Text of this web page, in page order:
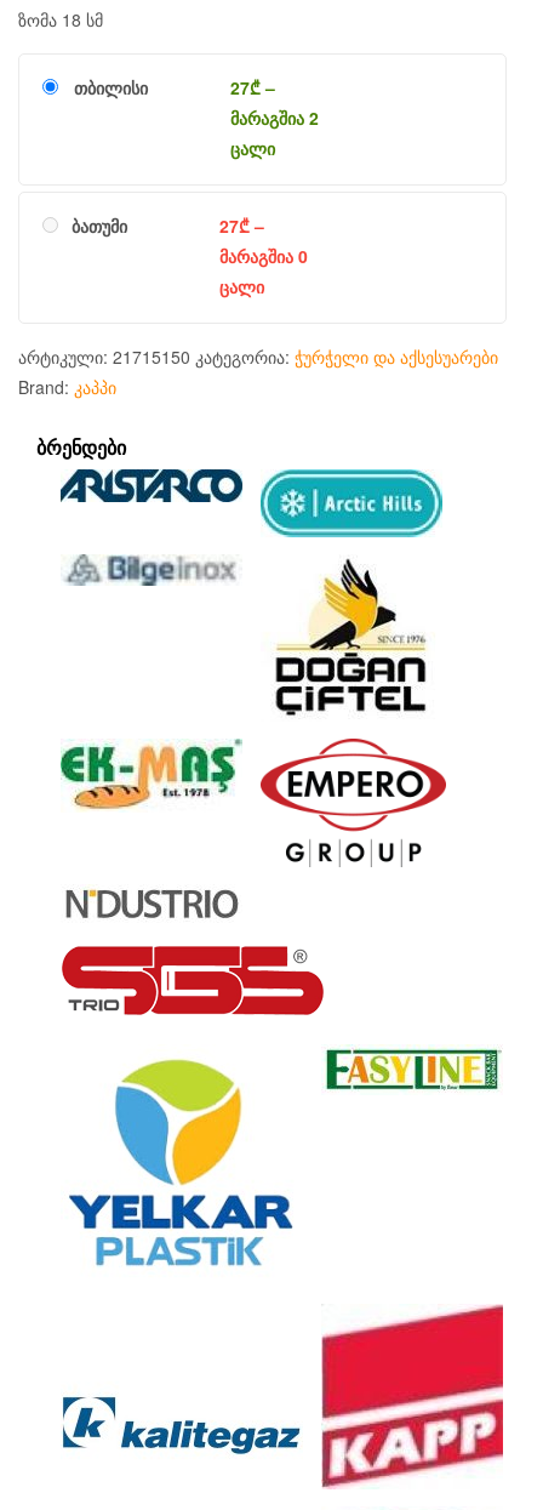
ზომა 18 სმ
თბილისი 27₾–
მარაგშია 2
ცალი
ბათუმი 27₾–
მარაგშია 0
ცალი
არტიკული: 21715150 კატეგორია: ჭურჭელი და აქსესუარები
Brand: კაპპი
ᲑᲠᲔᲜᲓᲔᲑᲘ